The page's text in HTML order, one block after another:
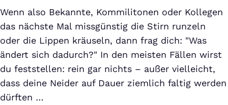
Wenn also Bekannte, Kommilitonen oder Kollegen
das nächste Mal missgünstig die Stirn runzeln
oder die Lippen kräuseln, dann frag dich: "Was
ändert sich dadurch?" In den meisten Fällen wirst
du feststellen: rein gar nichts – außer vielleicht,
dass deine Neider auf Dauer ziemlich faltig werden
dürften …